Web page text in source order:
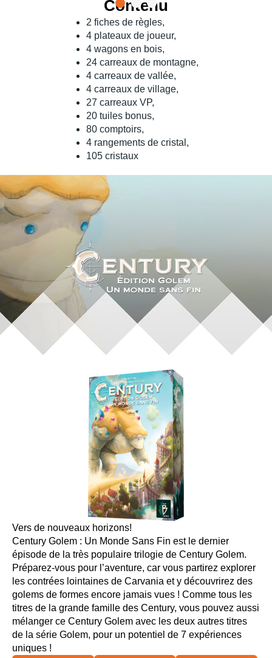
Contenu
2 fichesde règles,
4 plateaux de joueur,
4 wagons en bois,
24 carreaux de montagne,
4 carreaux de vallée,
4 carreaux de village,
27 carreaux VP,
20 tuiles bonus,
80 comptoirs,
4 rangements de cristal,
105 cristaux
Vers de nouveaux horizons!
Century Golem : Un Monde Sans Fin est le dernier
épisode de la très populaire trilogie de Century Golem.
Préparez-vous pour l’aventure, car vous partirez explorer
les contrées lointaines de Carvania et y découvrirez des
golems de formes encore jamais vues ! Comme tous les
titres de la grande famille des Century, vous pouvez aussi
mélanger ce Century Golem avec les deux autres titres
de la série Golem, pour un potentiel de 7 expériences
uniques !